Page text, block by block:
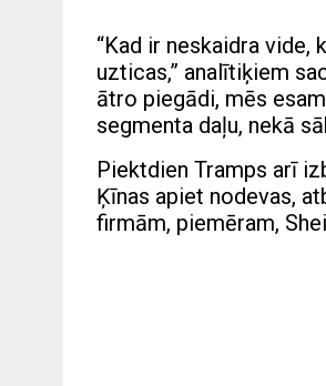
“Kad ir neskaidra
uzticas,” analītiķiem
ātro piegādi, mēs
segmenta daļu, nekā
Piektdien Tramps arī
Ķīnas apiet nodevas,
firmām, piemēram,